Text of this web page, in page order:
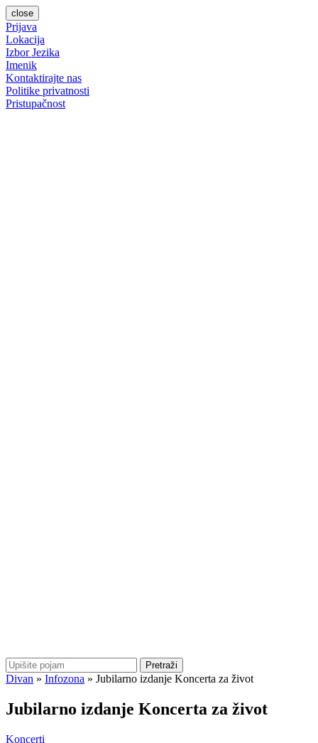
close
Prijava
Lokacija
Izbor Jezika
Imenik
Kontaktirajte nas
Politike privatnosti
Pristupačnost
Pretraži
Divan » Infozona » Jubilarno izdanje Koncerta za život
Jubilarno izdanje Koncerta za život
Koncerti